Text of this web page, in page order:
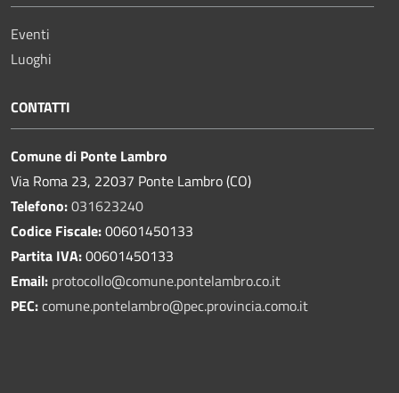
Eventi
Luoghi
CONTATTI
Comune di Ponte Lambro
Via Roma 23, 22037 Ponte Lambro (CO)
Telefono:031623240
Codice Fiscale:00601450133
Partita IVA:00601450133
Email: protocollo@comune.pontelambro.co.it
PEC:comune.pontelambro@pec.provincia.como.it